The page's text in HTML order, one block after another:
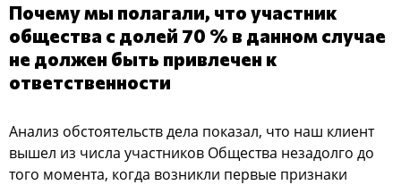
Почему мы полагали, что участник
общества с долей 70 % в данном случае
не должен быть привлечен к
ответственности
Анализ обстоятельств дела показал, что наш клиент
вышел из числа участников Общества незадолго до
того момента, когда возникли первые признаки